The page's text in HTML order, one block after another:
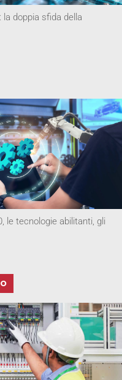
doppia sfida della
le tecnologie abilitanti, gli